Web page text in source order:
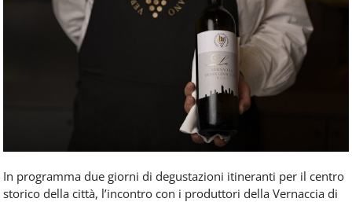
In programma due giorni di degustazioni itineranti per il centro
storico della città, l’incontro con i produttori della Vernaccia di